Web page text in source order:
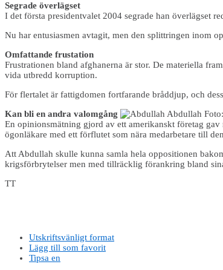
Segrade överlägset
I det första presidentvalet 2004 segrade han överlägset
Nu har entusiasmen avtagit, men den splittringen inom
Omfattande frustation
Frustrationen bland afghanerna är stor. De materiella
vida utbredd korruption.
För flertalet är fattigdomen fortfarande bråddjup, och
Kan bli en andra valomgång
En opinionsmätning gjord av ett amerikanskt företag
ögonläkare med ett förflutet som nära medarbetare till
Att Abdullah skulle kunna samla hela oppositionen
krigsförbrytelser men med tillräcklig förankring bland
TT
Utskriftsvänligt format
Lägg till som favorit
Tipsa en